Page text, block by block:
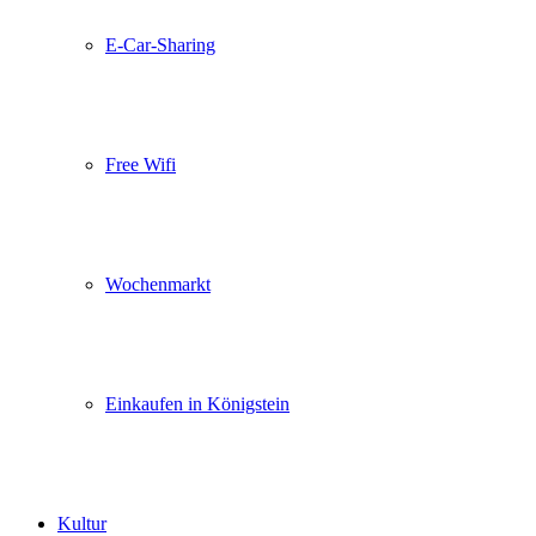
E-Car-Sharing
Free Wifi
Wochenmarkt
Einkaufen in Königstein
Kultur